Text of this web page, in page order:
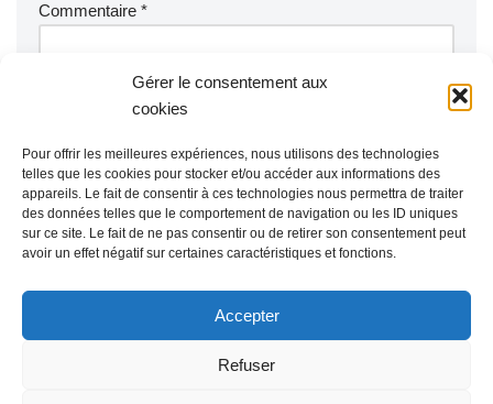
Gérer le consentement aux
cookies
Pour offrir les meilleures expériences, nous utilisons des technologies
telles que les cookies pour stocker et/ou accéder aux informations des
appareils. Le fait de consentir à ces technologies nous permettra de traiter
des données telles que le comportement de navigation ou les ID uniques
sur ce site. Le fait de ne pas consentir ou de retirer son consentement peut
avoir un effet négatif sur certaines caractéristiques et fonctions.
Accepter
Refuser
Commentaire *